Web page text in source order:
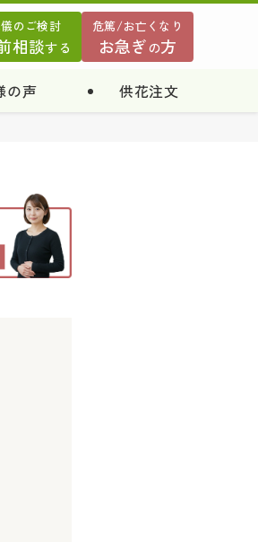
の声 供花注文
のご検討
相談する
危篤/お亡くなり
お急ぎの方